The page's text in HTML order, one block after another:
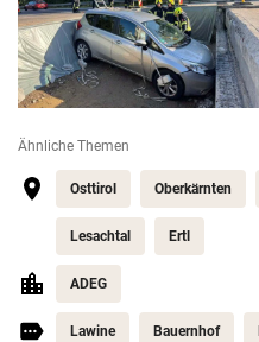
Ähnliche Themen
Osttirol Oberkärnten
Lesachtal Ertl
ADEG
Lawine Bauernhof